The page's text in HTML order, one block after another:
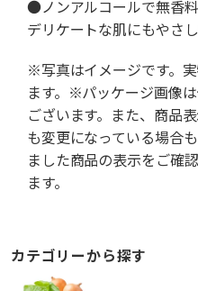
●ノンアルコールで無香
デリケートな肌にもやさ
※写真はイメージです。
ます。※パッケージ画像
ございます。また、商品
も変更になっている場合
ました商品の表示をご確
ます。
カテゴリーから探す